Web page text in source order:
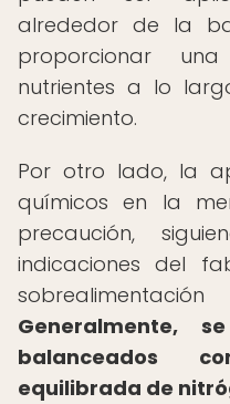
alrededor de la
proporcionar
nutrientes a lo
crecimiento.
Por otro lado, la
químicos en la
precaución,
indicaciones del
Generalmente,
balanceados
equilibrada de